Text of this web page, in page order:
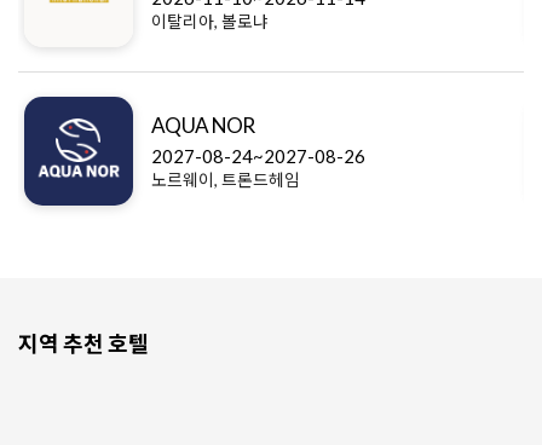
이탈리아, 볼로냐
AQUA NOR
2027-08-24~2027-08-26
노르웨이, 트론드헤임
지역 추천 호텔